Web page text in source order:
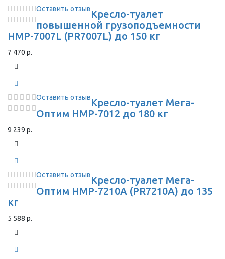
Оставить отзывКресло-туалет
повышенной грузоподъемности
HMP-7007L (PR7007L) до 150 кг
7 470 р.
Оставить отзывКресло-туалет Мега-
Оптим HMP-7012 до 180 кг
9 239 р.
Оставить отзывКресло-туалет Мега-
Оптим HMP-7210A (PR7210A) до 135
кг
5 588 р.